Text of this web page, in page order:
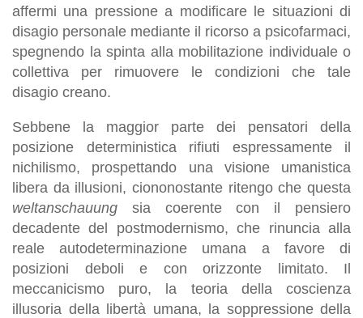
affermi una pressione a modificare le situazioni di
disagio personale mediante il ricorso a psicofarmaci,
spegnendo la spinta alla mobilitazione individuale o
collettiva per rimuovere le condizioni che tale
disagio creano.
Sebbene la maggior parte dei pensatori della
posizione deterministica rifiuti espressamente il
nichilismo, prospettando una visione umanistica
libera da illusioni, ciononostante ritengo che questa
weltanschauung sia coerente con il pensiero
decadente del postmodernismo, che rinuncia alla
reale autodeterminazione umana a favore di
posizioni deboli e con orizzonte limitato. Il
meccanicismo puro, la teoria della coscienza
illusoria della libertà umana, la soppressione della